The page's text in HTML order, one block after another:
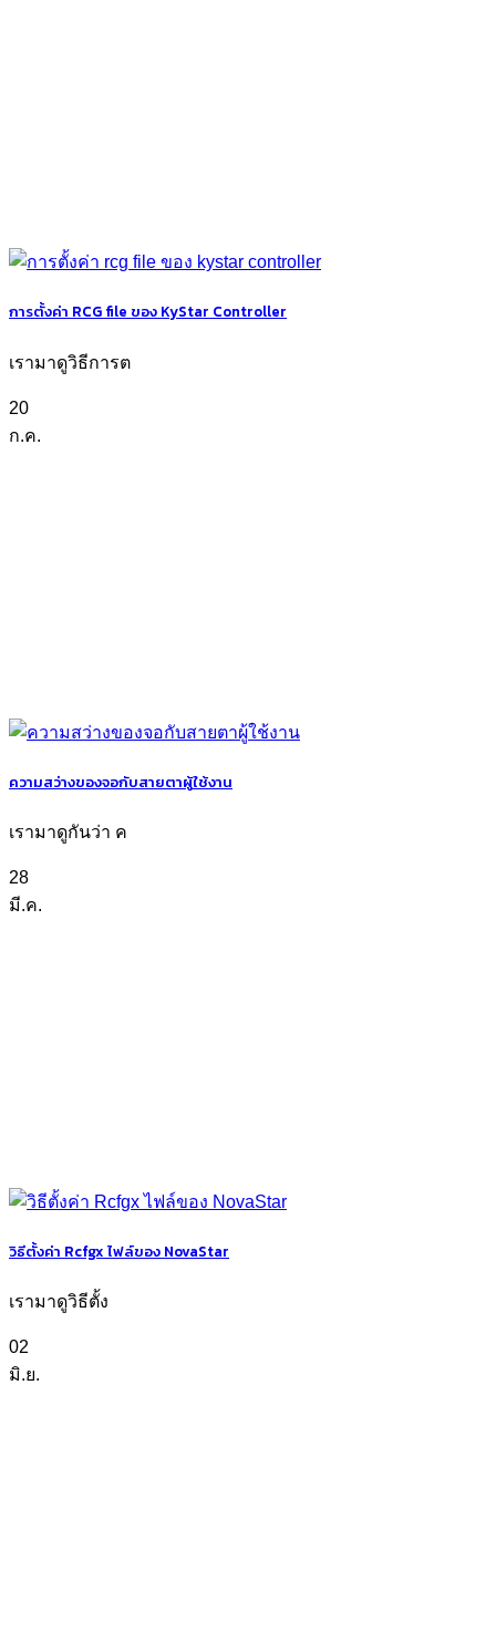
การตั้งค่า RCG file ของ KyStar Controller
เรามาดูวิธีการต
20
ก.ค.
ความสว่างของจอกับสายตาผู้ใช้งาน
เรามาดูกันว่า ค
28
มี.ค.
วิธีตั้งค่า Rcfgx ไฟล์ของ NovaStar
เรามาดูวิธีตั้ง
02
มิ.ย.